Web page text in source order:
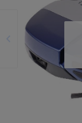
Předchozí